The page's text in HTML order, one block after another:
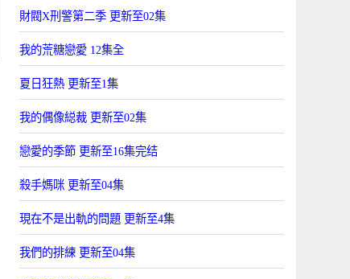
財閥X刑警第二季 更新至02集
我的荒糖戀愛 12集全
夏日狂熱 更新至1集
我的偶像縂裁 更新至02集
戀愛的季節 更新至16集完结
殺手媽咪 更新至04集
現在不是出軌的問題 更新至4集
我們的排練 更新至04集